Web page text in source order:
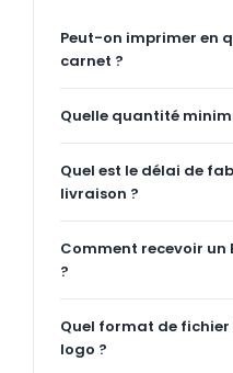
Peut-on imprimer en
carnet ?
Quelle quantité
Quel est le délai de
livraison ?
Comment recevoir un
?
Quel format de
logo ?